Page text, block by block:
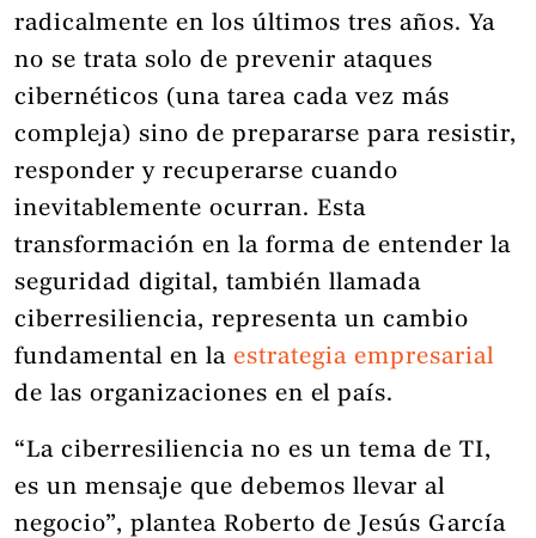
radicalmente en los últimos tres años. Ya
no se trata solo de prevenir ataques
cibernéticos (una tarea cada vez más
compleja) sino de prepararse para resistir,
responder y recuperarse cuando
inevitablemente ocurran. Esta
transformación en la forma de entender la
seguridad digital, también llamada
ciberresiliencia, representa un cambio
fundamental en la estrategia empresarial
de las organizaciones en el país.
“La ciberresiliencia no es un tema de TI,
es un mensaje que debemos llevar al
negocio”, plantea Roberto de Jesús García